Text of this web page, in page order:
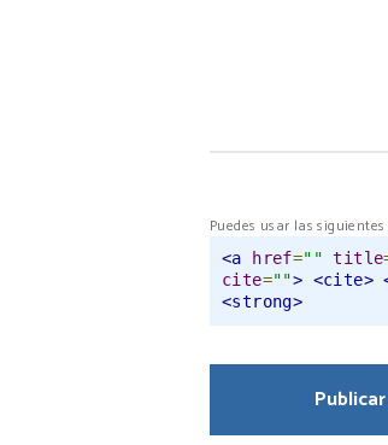
Puedes usar las
<a href="" title
cite=""> <cite>
<strong>